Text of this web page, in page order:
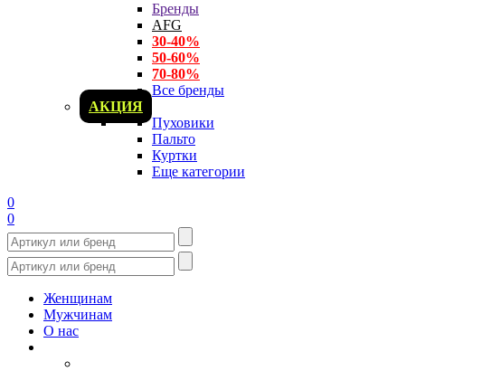
Бренды
AFG
30-40%
50-60%
70-80%
Все бренды
АКЦИЯ
Пуховики
Пальто
Куртки
Еще категории
0
0
Женщинам
Мужчинам
О нас